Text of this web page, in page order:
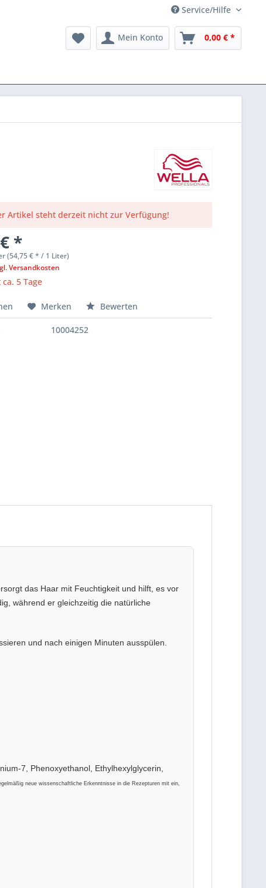
Service/Hilfe
Mein Konto 0,00 € *
Artikel steht derzeit nicht zur Verfügung!
*
(54,75 € * / 1 Liter)
Versandkosten
5 Tage
Merken Bewerten
10004252
das Haar mit Feuchtigkeit und hilft, es vor
während er gleichzeitig die natürliche
und nach einigen Minuten ausspülen.
7, Phenoxyethanol, Ethylhexylglycerin,
neue wissenschaftliche Erkenntnisse in die Rezepturen mit ein,